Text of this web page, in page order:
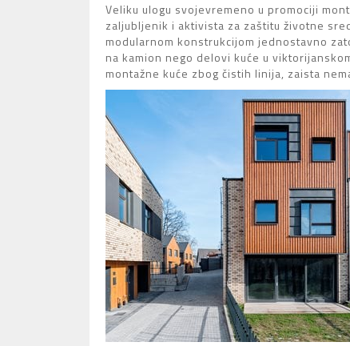
Veliku ulogu svojevremeno u promociji
zaljubljenik i aktivista za zaštitu životne
modularnom konstrukcijom jednostavno
na kamion nego delovi kuće u
montažne kuće zbog čistih linija, zaista